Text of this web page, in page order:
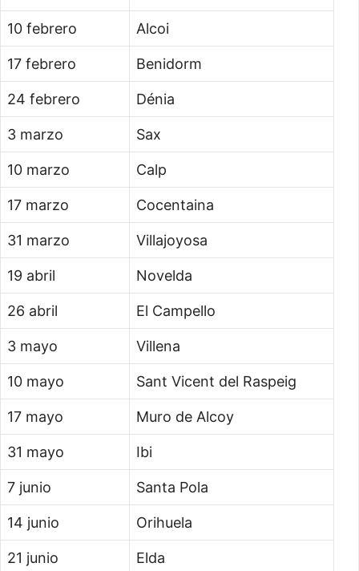
10 febrero Alcoi
17 febrero Benidorm
24 febrero Dénia
3 marzo Sax
10 marzo Calp
17 marzo Cocentaina
31 marzo Villajoyosa
19 abril Novelda
26 abril El Campello
3 mayo Villena
10 mayo Sant Vicent del Raspeig
17 mayo Muro de Alcoy
31 mayo Ibi
7 junio Santa Pola
14 junio Orihuela
21 junio Elda